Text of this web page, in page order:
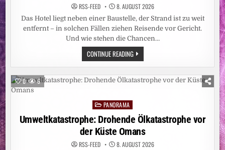
RSS-FEED 8. AUGUST 2026
Das Hotel liegt neben einer Baustelle, der Strand ist zu weit
entfernt – in solchen Fällen ziehen Reisende vor Gericht.
Und wie stehen die Chancen…
CONTINUE READINGÄRGER
AUF
REISEN:
URLAUB
HÄNGEN
WENN
MAN
SICH
EINE
WASCHMASCHINE
KAUFT“
0 6
Posted
in
PANORAMA
Umweltkatastrophe: Drohende Ölkatastrophe vor
der Küste Omans
RSS-FEED 8. AUGUST 2026